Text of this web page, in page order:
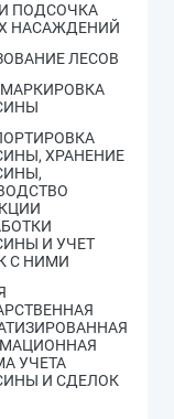
ПОДСОЧКА
НАСАЖДЕНИЙ
ЛЕСОВ
МАРКИРОВКА
ХРАНЕНИЕ
И УЧЕТ
С НИМИ
УЧЕТА
И СДЕЛОК